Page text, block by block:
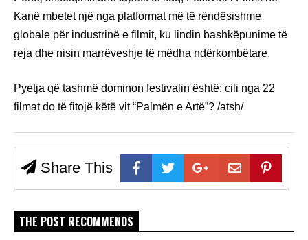
Kanë mbetet një nga platformat më të rëndësishme
globale për industrinë e filmit, ku lindin bashkëpunime të
reja dhe nisin marrëveshje të mëdha ndërkombëtare.
Pyetja që tashmë dominon festivalin është: cili nga 22
filmat do të fitojë këtë vit “Palmën e Artë”? /atsh/
Share This
THE POST RECOMMENDS